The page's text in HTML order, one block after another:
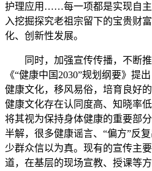
护理应用……每一项都是实现自
入挖掘探究老祖宗留下的宝贵财
化、创新性发展。
同时，加强宣传传播，不断
《“健康中国2030”规划纲要》提
健康文化，移风易俗，培育良好
健康文化存在认同度高、知晓率
将其视为保持身体健康的重要部
半解，很多健康谣言、“偏方”反
少群众信以为真。现有的宣传主
道，在基层的现场宣教、授课等